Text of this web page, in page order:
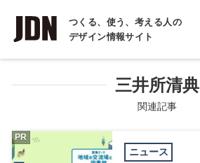
つくる、使う、考える人の
デザイン情報サイト
INTERVIEW
インタビュー
COLUMN
コラム
三井所清典
関連記事
ニュース
PR